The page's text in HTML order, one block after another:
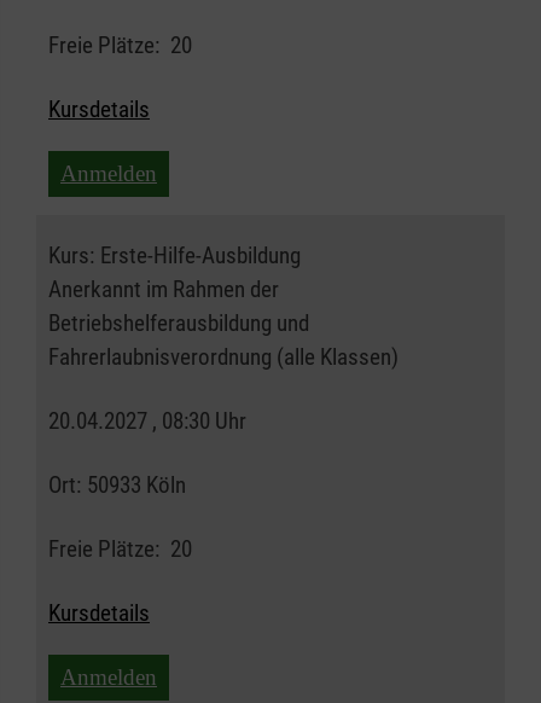
Freie Plätze: 20
Kursdetails
Anmelden
Kurs: Erste-Hilfe-Ausbildung
Anerkannt im Rahmen der
Betriebshelferausbildung und
Fahrerlaubnisverordnung (alle Klassen)
20.04.2027 , 08:30 Uhr
Ort: 50933 Köln
Freie Plätze: 20
Kursdetails
Anmelden